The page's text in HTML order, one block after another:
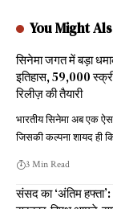
You Might
सिनेमा जगत में बड़ा
इतिहास, 59,000
रिलीज़ की तैयारी
भारतीय सिनेमा अब एक
जिसकी कल्पना शायद ही
3 Min Read
संसद का ‘अंतिम